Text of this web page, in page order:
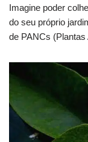
Imagine poder
do seu próprio
de PANCs